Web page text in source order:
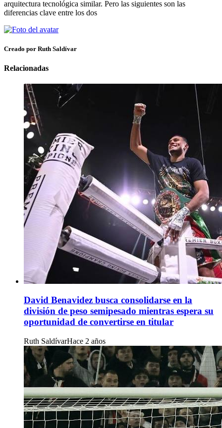
arquitectura tecnológica similar. Pero las siguientes son las
diferencias clave entre los dos
Creado por Ruth Saldívar
Relacionadas
David Benavidez busca consolidarse en la
división de peso semipesado mientras espera su
oportunidad de convertirse en titular
Ruth SaldívarHace 2 años